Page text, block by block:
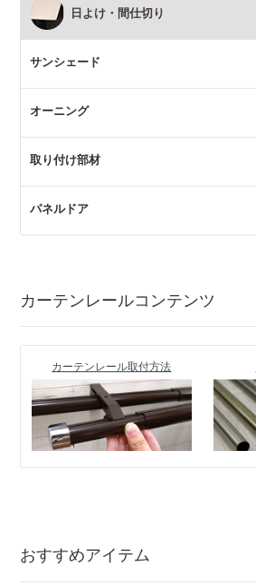
日よけ・間仕切り
サンシェード
オーニング
取り付け部材
パネルドア
カーテンレールコンテンツ
カーテンレール取付方法
おすすめアイテム